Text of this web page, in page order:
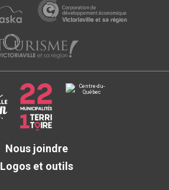
Nous joindre
Logos et outils